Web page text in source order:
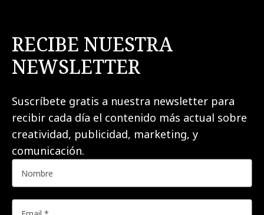
RECIBE NUESTRA
NEWSLETTER
Suscríbete gratis a nuestra newsletter para
recibir cada día el contenido más actual sobre
creatividad, publicidad, marketing, y
comunicación.